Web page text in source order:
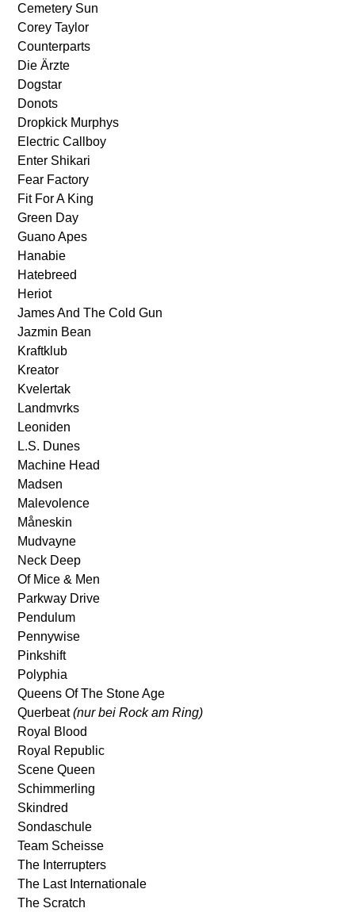
Cemetery Sun
Corey Taylor
Counterparts
Die Ärzte
Dogstar
Donots
Dropkick Murphys
Electric Callboy
Enter Shikari
Fear Factory
Fit For A King
Green Day
Guano Apes
Hanabie
Hatebreed
Heriot
James And The Cold Gun
Jazmin Bean
Kraftklub
Kreator
Kvelertak
Landmvrks
Leoniden
L.S. Dunes
Machine Head
Madsen
Malevolence
Måneskin
Mudvayne
Neck Deep
Of Mice & Men
Parkway Drive
Pendulum
Pennywise
Pinkshift
Polyphia
Queens Of The Stone Age
Querbeat(nur bei Rock am Ring)
Royal Blood
Royal Republic
Scene Queen
Schimmerling
Skindred
Sondaschule
Team Scheisse
The Interrupters
The Last Internationale
The Scratch